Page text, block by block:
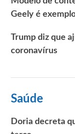
Geely é
Trump diz que
coronavírus
Saúde
Doria decreta